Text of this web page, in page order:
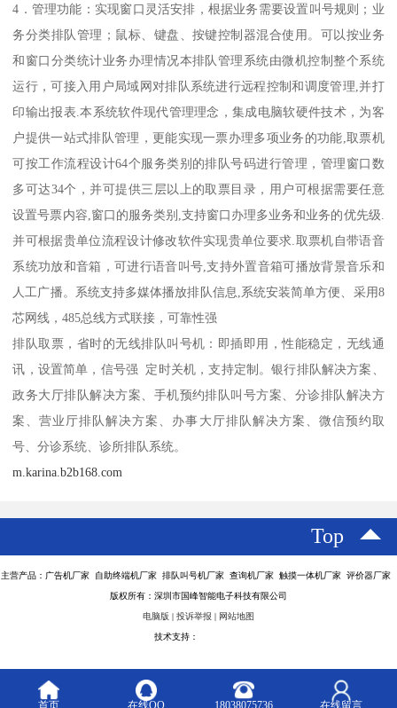
4．管理功能：实现窗口灵活安排，根据业务需要设置叫号规则；业
务分类排队管理；鼠标、键盘、按键控制器混合使用。可以按业务
和窗口分类统计业务办理情况本排队管理系统由微机控制整个系统
运行，可接入用户局域网对排队系统进行远程控制和调度管理,并打
印输出报表.本系统软件现代管理理念，集成电脑软硬件技术，为客
户提供一站式排队管理，更能实现一票办理多项业务的功能,取票机
可按工作流程设计64个服务类别的排队号码进行管理，管理窗口数
多可达34个，并可提供三层以上的取票目录，用户可根据需要任意
设置号票内容,窗口的服务类别,支持窗口办理多业务和业务的优先级.
并可根据贵单位流程设计修改软件实现贵单位要求.取票机自带语音
系统功放和音箱，可进行语音叫号,支持外置音箱可播放背景音乐和
人工广播。系统支持多媒体播放排队信息,系统安装简单方便、采用8
芯网线，485总线方式联接，可靠性强
排队取票，省时的无线排队叫号机：即插即用，性能稳定，无线通
讯，设置简单，信号强 定时关机，支持定制。银行排队解决方案、
政务大厅排队解决方案、手机预约排队叫号方案、分诊排队解决方
案、营业厅排队解决方案、办事大厅排队解决方案、微信预约取
号、分诊系统、诊所排队系统。
m.karina.b2b168.com
Top
主营产品：广告机厂家 自助终端机厂家 排队叫号机厂家 查询机厂家 触摸一体机厂家 评价器厂家
版权所有：深圳市国峰智能电子科技有限公司
电脑版 | 投诉举报 | 网站地图
技术支持：
首页 在线QQ 18038075736 在线留言